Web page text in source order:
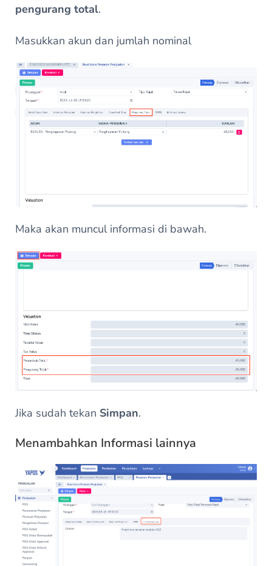
pengurang total.
Masukkan akun dan jumlah nominal
Maka akan muncul informasi di bawah.
Jika sudah tekan Simpan.
Menambahkan Informasi lainnya